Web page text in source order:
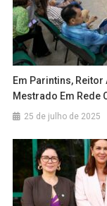
Em Parintins,
Mestrado Em Rede
25 de julho de 2025